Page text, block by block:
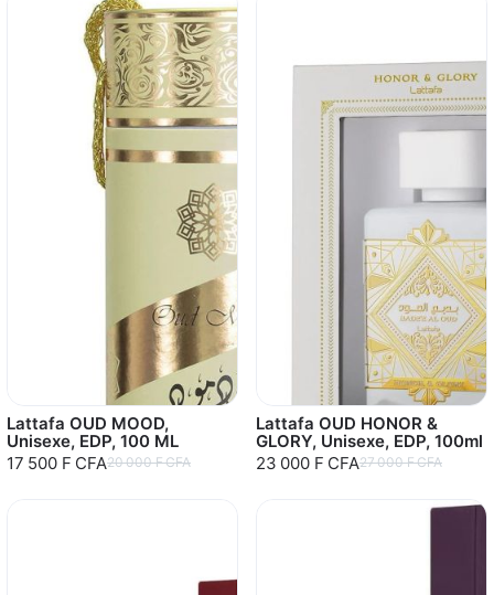
Lattafa OUD MOOD,
Unisexe, EDP, 100 ML
17 500 F CFA20 000 F CFA
Lattafa OUD HONOR &
GLORY, Unisexe, EDP, 100ml
23 000 F CFA27 000 F CFA